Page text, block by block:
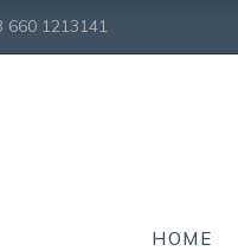
660 1213141
HOME